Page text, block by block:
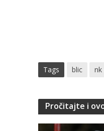
Tags blic nk
Pročitajte i